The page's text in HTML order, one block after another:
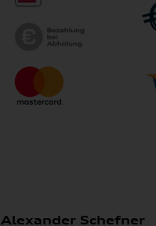
Alexander Schefner